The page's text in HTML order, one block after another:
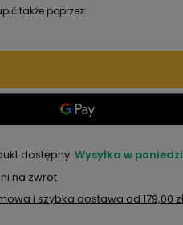
także poprzez:
dostępny Wysyłka w
na zwrot
i szybka dostawa od 179,00 zł